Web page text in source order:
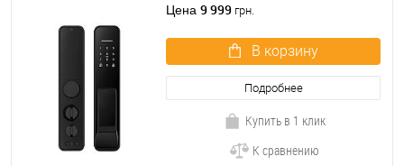
Цена 9 999 грн.
В корзину
Подробнее
Купить в 1 клик
К сравнению